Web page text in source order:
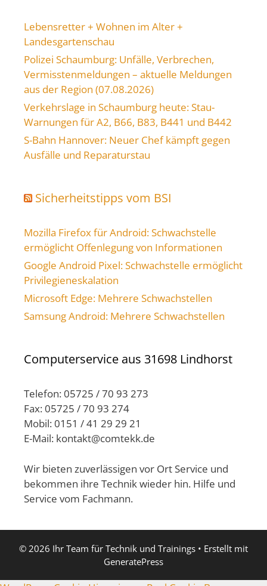
Lebensretter + Wohnen im Alter +
Landesgartenschau
Polizei Schaumburg: Unfälle, Verbrechen,
Vermisstenmeldungen – aktuelle Meldungen
aus der Region (07.08.2026)
Verkehrslage in Schaumburg heute: Stau-
Warnungen für A2, B66, B83, B441 und B442
S-Bahn Hannover: Neuer Chef kämpft gegen
Ausfälle und Reparaturstau
Sicherheitstipps vom BSI
Mozilla Firefox für Android: Schwachstelle
ermöglicht Offenlegung von Informationen
Google Android Pixel: Schwachstelle ermöglicht
Privilegieneskalation
Microsoft Edge: Mehrere Schwachstellen
Samsung Android: Mehrere Schwachstellen
Computerservice aus 31698 Lindhorst
Telefon: 05725 / 70 93 273
Fax: 05725 / 70 93 274
Mobil: 0151 / 41 29 29 21
E-Mail: kontakt@comtekk.de
Wir bieten zuverlässigen vor Ort Service und
bekommen ihre Technik wieder hin. Hilfe und
Service vom Fachmann.
© 2026 Ihr Team für Technik und Trainings • Erstellt mit
GeneratePress